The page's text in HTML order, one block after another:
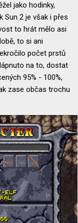
jako hodinky,
Sun 2 je však i přes
to hrát mělo asi
to si ani
počet prstů
na to, dostat
95% - 100%,
zase občas trochu